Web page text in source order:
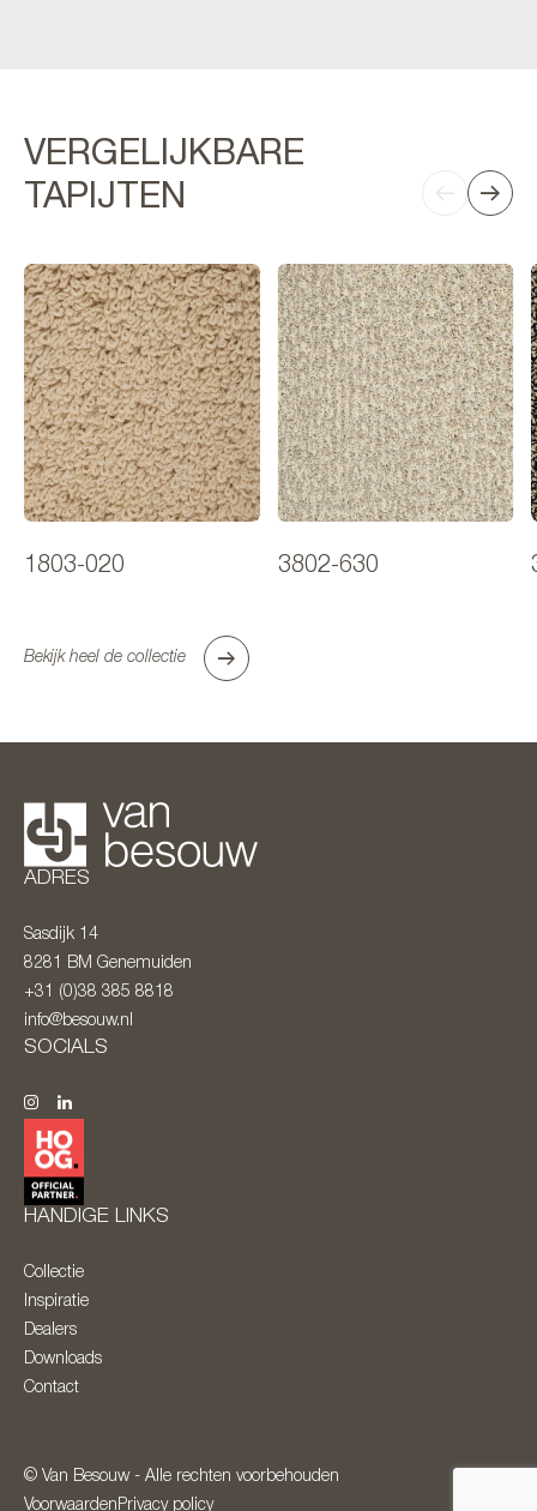
VERGELIJKBARE
TAPIJTEN
1803-020 3802-630
Bekijk heel de collectie
ADRES
Sasdijk 14
8281 BM Genemuiden
+31 (0)38 385 8818
info@besouw.nl
SOCIALS
HANDIGE LINKS
Collectie
Inspiratie
Dealers
Downloads
Contact
© Van Besouw - Alle rechten voorbehouden
Voorwaarden Privacy policy